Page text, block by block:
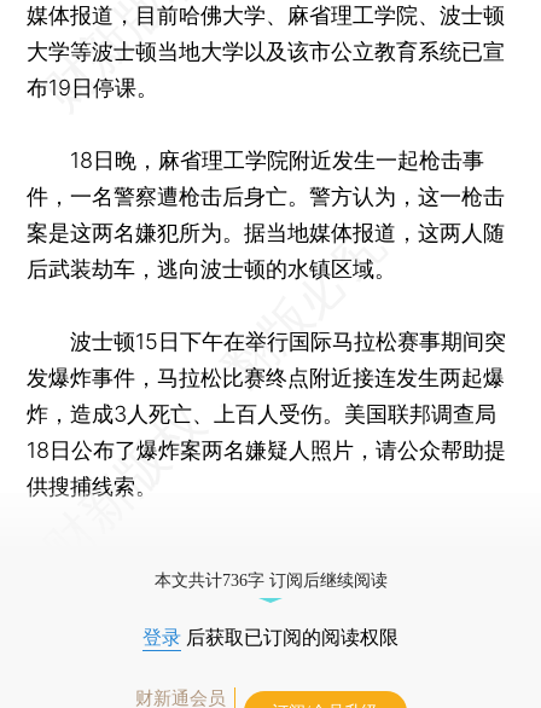
媒体报道，目前哈佛大学、麻省理工学院、波士顿
大学等波士顿当地大学以及该市公立教育系统已宣
布19日停课。
18日晚，麻省理工学院附近发生一起枪击事
件，一名警察遭枪击后身亡。警方认为，这一枪击
案是这两名嫌犯所为。据当地媒体报道，这两人随
后武装劫车，逃向波士顿的水镇区域。
波士顿15日下午在举行国际马拉松赛事期间突
发爆炸事件，马拉松比赛终点附近接连发生两起爆
炸，造成3人死亡、上百人受伤。美国联邦调查局
18日公布了爆炸案两名嫌疑人照片，请公众帮助提
供搜捕线索。
本文共计736字 订阅后继续阅读
登录 后获取已订阅的阅读权限
财新通会员